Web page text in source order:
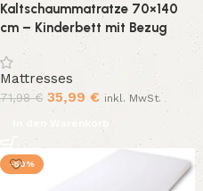
Kaltschaummatratze 70×140
cm – Kinderbett mit Bezug
Mattresses
71,98€ 35,99 € inkl. MwSt.
In den Warenkorb
-50%